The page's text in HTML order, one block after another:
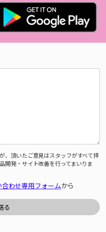
、頂いたご意見はスタッフがすべて拝
開発・サイト改善を行ってまいりま
合わせ専用フォームから